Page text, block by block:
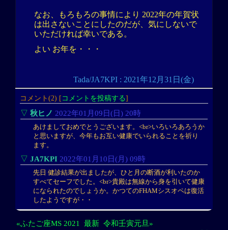
なお、もろもろの事情により 2022年の年賀状
は出さないことにしたのだが、気にしないで
いただければ幸いである。
よい お年を・・・
Tada/JA7KPI : 2021年12月31日(金)
コメント(2) [コメントを投稿する]
▽ 秋ヒノ 2022年01月09日(日) 20時
あけましておめでとうございます。<br>いろいろあろうか
と思いますが、今年もお互い健康でいられることを祈り
ます。
▽ JA7KPI 2022年01月10日(月) 09時
先日 健診結果が出ましたが、ひと月の断酒が利いたのか
すべてセーフでした。<br>貴殿は無線から身を引いて健康
になられたのでしょうか。かつてのFHAMシスオペは復活
したようですが・・
«ふたご座MS 2021 最新 令和壬寅元旦»